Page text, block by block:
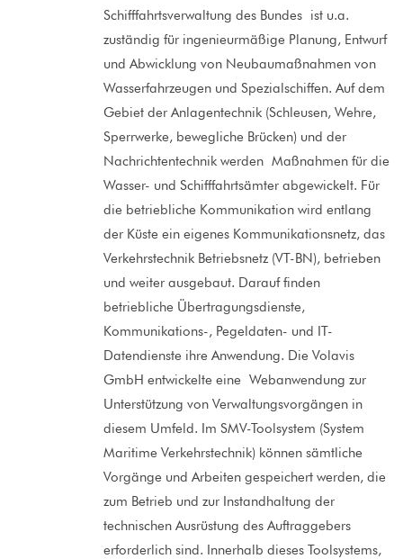
Schifffahrtsverwaltung des Bundes ist u.a.
zuständig für ingenieurmäßige Planung, Entwurf
und Abwicklung von Neubaumaßnahmen von
Wasserfahrzeugen und Spezialschiffen. Auf dem
Gebiet der Anlagentechnik (Schleusen, Wehre,
Sperrwerke, bewegliche Brücken) und der
Nachrichtentechnik werden Maßnahmen für die
Wasser- und Schifffahrtsämter abgewickelt. Für
die betriebliche Kommunikation wird entlang
der Küste ein eigenes Kommunikationsnetz, das
Verkehrstechnik Betriebsnetz (VT-BN), betrieben
und weiter ausgebaut. Darauf finden
betriebliche Übertragungsdienste,
Kommunikations-, Pegeldaten- und IT-
Datendienste ihre Anwendung. Die Volavis
GmbH entwickelte eine Webanwendung zur
Unterstützung von Verwaltungsvorgängen in
diesem Umfeld. Im SMV-Toolsystem (System
Maritime Verkehrstechnik) können sämtliche
Vorgänge und Arbeiten gespeichert werden, die
zum Betrieb und zur Instandhaltung der
technischen Ausrüstung des Auftraggebers
erforderlich sind. Innerhalb dieses Toolsystems,